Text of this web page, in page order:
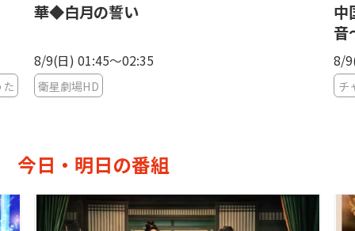
華◆白月の誓い
8/9(日) 01:45〜02:35
衛星劇場HD
中
音
8/
チ
今日・明日の番組